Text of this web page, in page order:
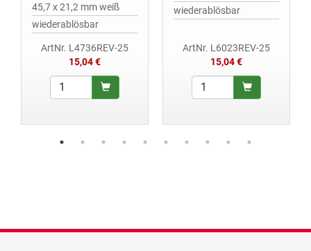
45,7 x 21,2 mm weiß
wiederablösbar
ArtNr. L4736REV-25
15,04 €
wiederablösbar
ArtNr. L6023REV-25
15,04 €